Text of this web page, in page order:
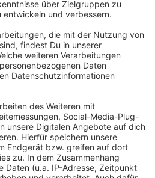
in Wiesdorf startet
zeigt sich optimistisch